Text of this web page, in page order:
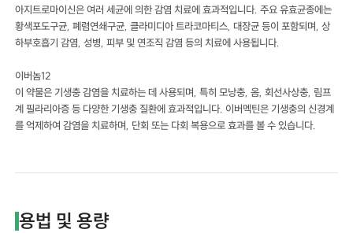
아지트로마이신은 여러 세균에 의한 감염 치료에 효과적입니다. 주요 유효균종에는
황색포도구균, 폐렴연쇄구균, 클라미디아 트라코마티스, 대장균 등이 포함되며, 상
하부호흡기 감염, 성병, 피부 및 연조직 감염 등의 치료에 사용됩니다.
이버놈12
이 약물은 기생충 감염을 치료하는 데 사용되며, 특히 모낭충, 옴, 회선사상충, 림프
계 필라리아증 등 다양한 기생충 질환에 효과적입니다. 이버멕틴은 기생충의 신경계
를 억제하여 감염을 치료하며, 단회 또는 다회 복용으로 효과를 볼 수 있습니다.
용법 및 용량